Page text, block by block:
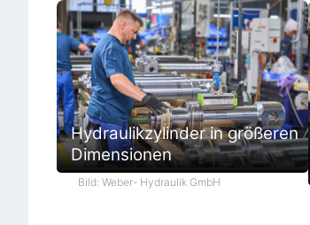
Hydraulikzylinder in größeren
Dimensionen
Bild: Weber- Hydraulik GmbH